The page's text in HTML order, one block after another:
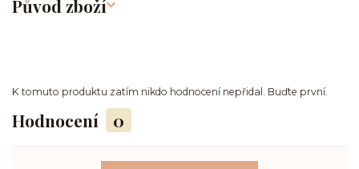
Původ zboží
Hodnocení 0
K tomuto produktu zatím nikdo hodnocení nepřidal. Buďte první.